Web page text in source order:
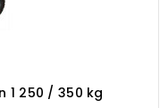
1 250 / 350 kg